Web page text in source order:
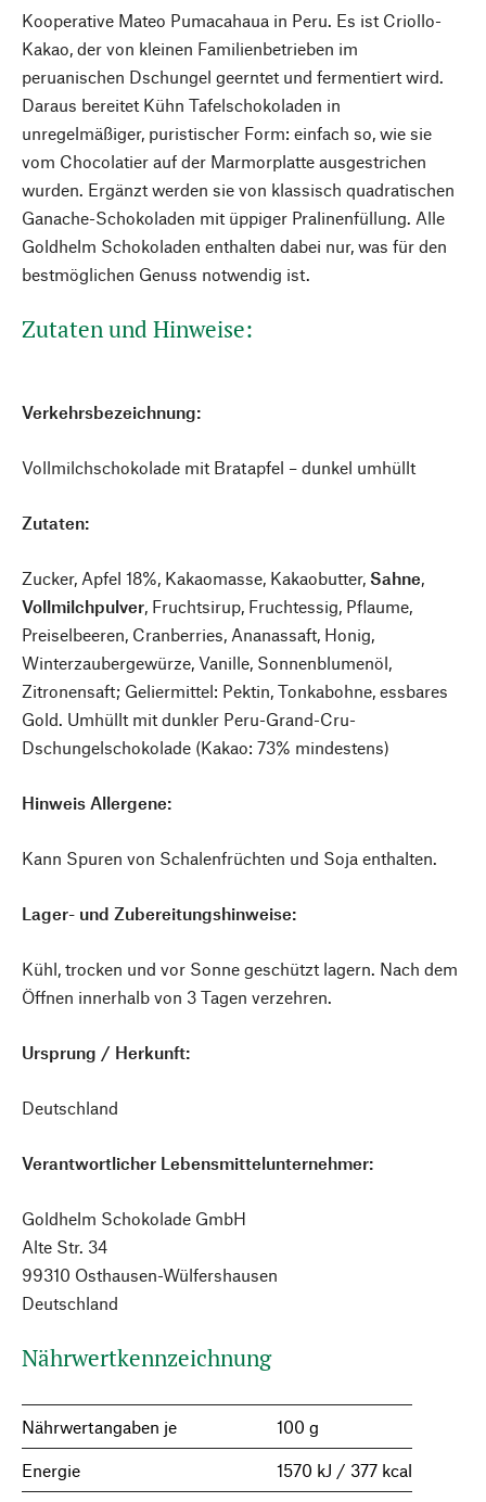
Kooperative Mateo Pumacahaua in Peru. Es ist Criollo-
Kakao, der von kleinen Familienbetrieben im
peruanischen Dschungel geerntet und fermentiert wird.
Daraus bereitet Kühn Tafelschokoladen in
unregelmäßiger, puristischer Form: einfach so, wie sie
vom Chocolatier auf der Marmorplatte ausgestrichen
wurden. Ergänzt werden sie von klassisch quadratischen
Ganache-Schokoladen mit üppiger Pralinenfüllung. Alle
Goldhelm Schokoladen enthalten dabei nur, was für den
bestmöglichen Genuss notwendig ist.
Zutaten und Hinweise:
Verkehrsbezeichnung:
Vollmilchschokolade mit Bratapfel – dunkel umhüllt
Zutaten:
Zucker, Apfel 18%, Kakaomasse, Kakaobutter, Sahne,
Vollmilchpulver, Fruchtsirup, Fruchtessig, Pflaume,
Preiselbeeren, Cranberries, Ananassaft, Honig,
Winterzaubergewürze, Vanille, Sonnenblumenöl,
Zitronensaft; Geliermittel: Pektin, Tonkabohne, essbares
Gold. Umhüllt mit dunkler Peru-Grand-Cru-
Dschungelschokolade (Kakao: 73% mindestens)
Hinweis Allergene:
Kann Spuren von Schalenfrüchten und Soja enthalten.
Lager- und Zubereitungshinweise:
Kühl, trocken und vor Sonne geschützt lagern. Nach dem
Öffnen innerhalb von 3 Tagen verzehren.
Ursprung / Herkunft:
Deutschland
Verantwortlicher Lebensmittelunternehmer:
Goldhelm Schokolade GmbH
Alte Str. 34
99310 Osthausen-Wülfershausen
Deutschland
Nährwertkennzeichnung
Nährwertangaben je 100 g
Energie 1570 kJ / 377 kcal